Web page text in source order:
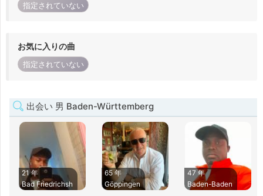
指定されていない
お気に入りの曲
指定されていない
出会い 男 Baden-Württemberg
21 年
Bad Friedrichsh
65 年
Göppingen
47 年
Baden-Baden